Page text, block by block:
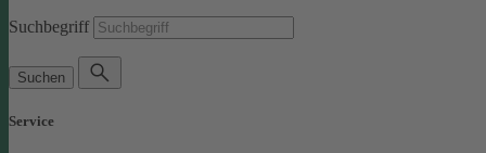
Suchbegriff
Suchen
Service